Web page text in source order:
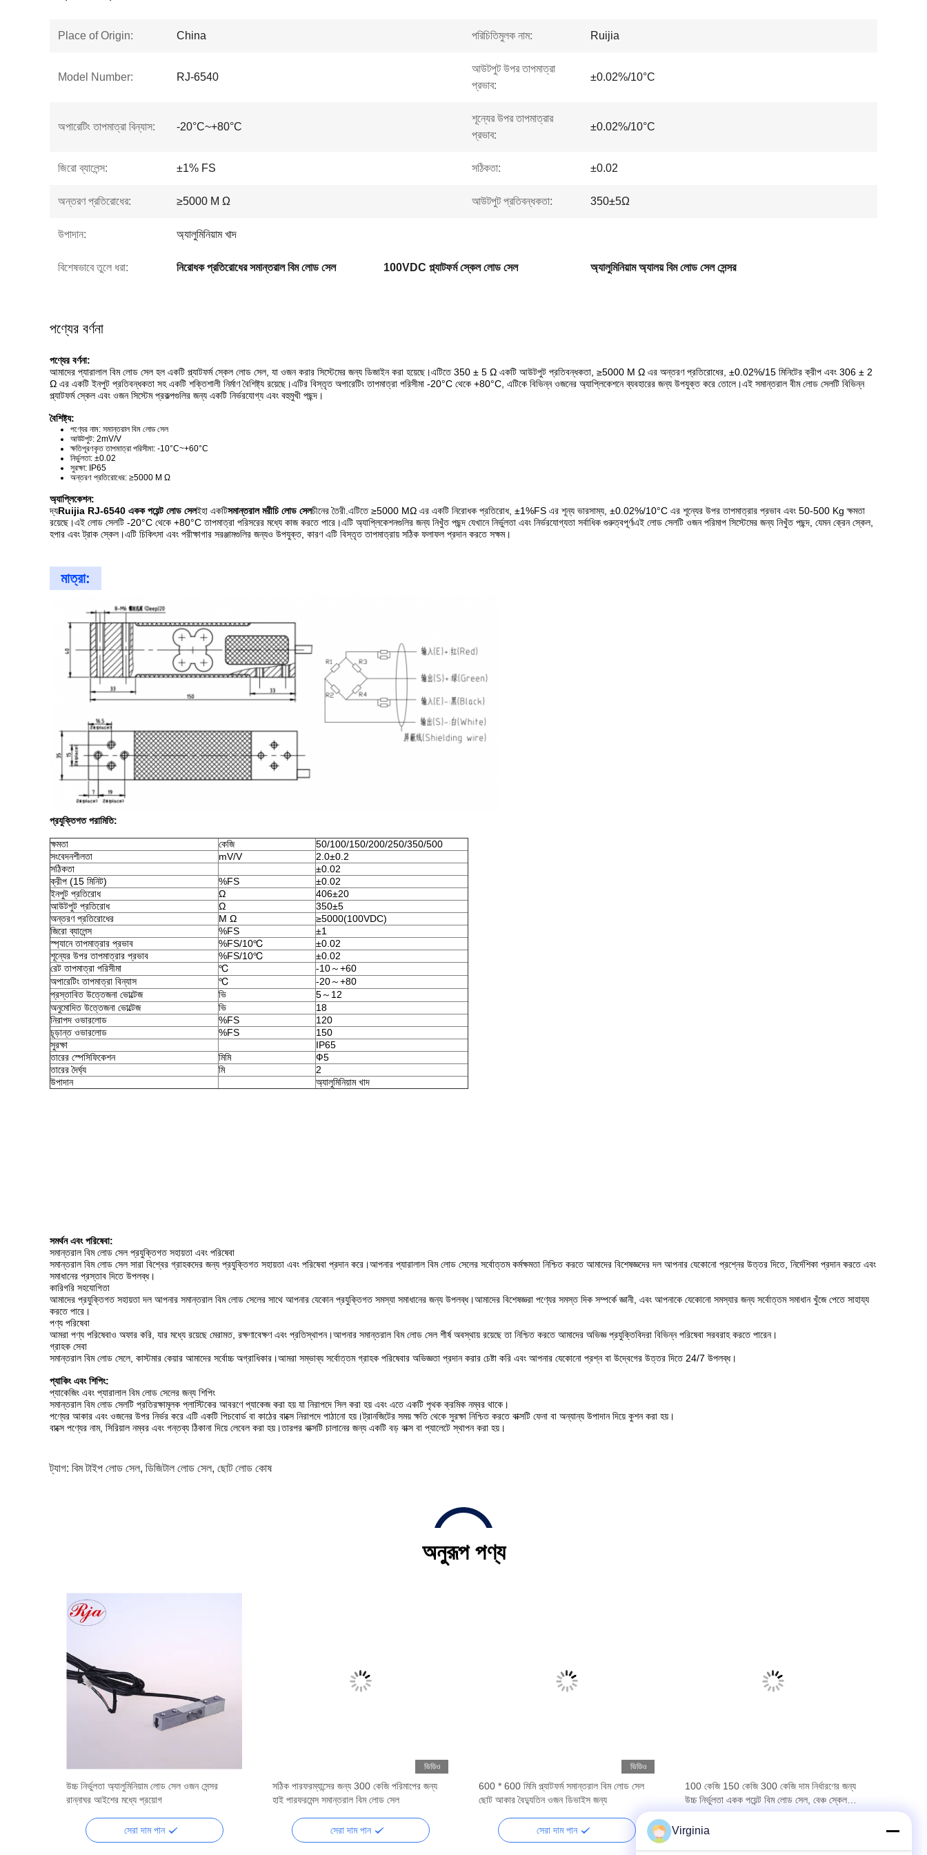
Place of Origin: China পরিচিতিমুলক নাম: Ruijia
Model Number: RJ-6540
আউটপুট উপর তাপমাত্রা
প্রভাব:
±0.02%/10°C
অপারেটিং তাপমাত্রা বিন্যাস: -20°C~+80°C
শূন্যের উপর তাপমাত্রার
প্রভাব:
±0.02%/10°C
জিরো ব্যালেন্স: ±1% FS সঠিকতা: ±0.02
অন্তরণ প্রতিরোধের: ≥5000 M Ω আউটপুট প্রতিবন্ধকতা: 350±5Ω
উপাদান: অ্যালুমিনিয়াম খাদ
বিশেষভাবে তুলে ধরা: নিরোধক প্রতিরোধের সমান্তরাল বিম লোড সেল 100VDC প্ল্যাটফর্ম স্কেল লোড সেল অ্যালুমিনিয়াম অ্যালয় বিম লোড সেল সেন্সর
পণ্যের বর্ণনা
পণ্যের বর্ণনা:
আমাদের প্যারালাল বিম লোড সেল হল একটি প্ল্যাটফর্ম স্কেল লোড সেল, যা ওজন করার সিস্টেমের জন্য ডিজাইন করা হয়েছে।এটিতে 350 ± 5 Ω একটি আউটপুট প্রতিবন্ধকতা, ≥5000 M Ω এর অন্তরণ প্রতিরোধের, ±0.02%/15 মিনিটের ক্রীপ এবং 306 ± 2
Ω এর একটি ইনপুট প্রতিবন্ধকতা সহ একটি শক্তিশালী নির্মাণ বৈশিষ্ট্য রয়েছে।এটির বিস্তৃত অপারেটিং তাপমাত্রা পরিসীমা -20°C থেকে +80°C, এটিকে বিভিন্ন ওজনের অ্যাপ্লিকেশনে ব্যবহারের জন্য উপযুক্ত করে তোলে।এই সমান্তরাল বীম লোড সেলটি বিভিন্ন
প্ল্যাটফর্ম স্কেল এবং ওজন সিস্টেম প্রকল্পগুলির জন্য একটি নির্ভরযোগ্য এবং বহুমুখী পছন্দ।
বৈশিষ্ট্য:
পণ্যের নাম: সমান্তরাল বিম লোড সেল
আউটপুট: 2mV/V
ক্ষতিপূরণকৃত তাপমাত্রা পরিসীমা: -10°C~+60°C
নির্ভুলতা: ±0.02
সুরক্ষা: IP65
অন্তরণ প্রতিরোধের: ≥5000 M Ω
অ্যাপ্লিকেশন:
দ্যRuijia RJ-6540 একক পয়েন্ট লোড সেলইহা একটিসমান্তরাল মরীচি লোড সেলচীনের তৈরী.এটিতে ≥5000 MΩ এর একটি নিরোধক প্রতিরোধ, ±1%FS এর শূন্য ভারসাম্য, ±0.02%/10°C এর শূন্যের উপর তাপমাত্রার প্রভাব এবং 50-500 Kg ক্ষমতা
রয়েছে।এই লোড সেলটি -20°C থেকে +80°C তাপমাত্রা পরিসরের মধ্যে কাজ করতে পারে।এটি অ্যাপ্লিকেশনগুলির জন্য নিখুঁত পছন্দ যেখানে নির্ভুলতা এবং নির্ভরযোগ্যতা সর্বাধিক গুরুত্বপূর্ণ৷এই লোড সেলটি ওজন পরিমাপ সিস্টেমের জন্য নিখুঁত পছন্দ, যেমন ক্রেন স্কেল,
হপার এবং ট্রাক স্কেল।এটি চিকিৎসা এবং পরীক্ষাগার সরঞ্জামগুলির জন্যও উপযুক্ত, কারণ এটি বিস্তৃত তাপমাত্রায় সঠিক ফলাফল প্রদান করতে সক্ষম।
মাত্রা:
প্রযুক্তিগত পরামিতি:
ক্ষমতা কেজি
50/100/150/200/250/350/500
সংবেদনশীলতা
mV/V
2.0±0.2
সঠিকতা
±0.02
ক্রীপ (15 মিনিট)
%FS
±0.02
ইনপুট প্রতিরোধ
Ω
406±20
আউটপুট প্রতিরোধ
Ω
350±5
অন্তরণ প্রতিরোধের
M Ω
≥5000(100VDC)
জিরো ব্যালেন্স
%FS
±1
স্প্যানে তাপমাত্রার প্রভাব
%FS/10℃
±0.02
শূন্যের উপর তাপমাত্রার প্রভাব
%FS/10℃
±0.02
রেট তাপমাত্রা পরিসীমা
℃
-10～+60
অপারেটিং তাপমাত্রা বিন্যাস
℃
-20～+80
প্রস্তাবিত উত্তেজনা ভোল্টেজ
ভি
5～12
অনুমোদিত উত্তেজনা ভোল্টেজ
ভি
18
নিরাপদ ওভারলোড
%FS
120
চূড়ান্ত ওভারলোড
%FS
150
সুরক্ষা
IP65
তারের স্পেসিফিকেশন
মিমি
Ф5
তারের দৈর্ঘ্য
মি
2
উপাদান
অ্যালুমিনিয়াম খাদ
সমর্থন এবং পরিষেবা:
সমান্তরাল বিম লোড সেল প্রযুক্তিগত সহায়তা এবং পরিষেবা
সমান্তরাল বিম লোড সেল সারা বিশ্বের গ্রাহকদের জন্য প্রযুক্তিগত সহায়তা এবং পরিষেবা প্রদান করে।আপনার প্যারালাল বিম লোড সেলের সর্বোত্তম কর্মক্ষমতা নিশ্চিত করতে আমাদের বিশেষজ্ঞদের দল আপনার যেকোনো প্রশ্নের উত্তর দিতে, নির্দেশিকা প্রদান করতে এবং
সমাধানের প্রস্তাব দিতে উপলব্ধ।
কারিগরি সহযোগিতা
আমাদের প্রযুক্তিগত সহায়তা দল আপনার সমান্তরাল বিম লোড সেলের সাথে আপনার যেকোন প্রযুক্তিগত সমস্যা সমাধানের জন্য উপলব্ধ।আমাদের বিশেষজ্ঞরা পণ্যের সমস্ত দিক সম্পর্কে জ্ঞানী, এবং আপনাকে যেকোনো সমস্যার জন্য সর্বোত্তম সমাধান খুঁজে পেতে সাহায্য
করতে পারে।
পণ্য পরিষেবা
আমরা পণ্য পরিষেবাও অফার করি, যার মধ্যে রয়েছে মেরামত, রক্ষণাবেক্ষণ এবং প্রতিস্থাপন।আপনার সমান্তরাল বিম লোড সেল শীর্ষ অবস্থায় রয়েছে তা নিশ্চিত করতে আমাদের অভিজ্ঞ প্রযুক্তিবিদরা বিভিন্ন পরিষেবা সরবরাহ করতে পারেন।
গ্রাহক সেবা
সমান্তরাল বিম লোড সেলে, কাস্টমার কেয়ার আমাদের সর্বোচ্চ অগ্রাধিকার।আমরা সম্ভাব্য সর্বোত্তম গ্রাহক পরিষেবার অভিজ্ঞতা প্রদান করার চেষ্টা করি এবং আপনার যেকোনো প্রশ্ন বা উদ্বেগের উত্তর দিতে 24/7 উপলব্ধ।
প্যাকিং এবং শিপিং:
প্যাকেজিং এবং প্যারালাল বিম লোড সেলের জন্য শিপিং
সমান্তরাল বিম লোড সেলটি প্রতিরক্ষামূলক প্লাস্টিকের আবরণে প্যাকেজ করা হয় যা নিরাপদে সিল করা হয় এবং এতে একটি পৃথক ক্রমিক নম্বর থাকে।
পণ্যের আকার এবং ওজনের উপর নির্ভর করে এটি একটি পিচবোর্ড বা কাঠের বাক্সে নিরাপদে পাঠানো হয়।ট্রানজিটের সময় ক্ষতি থেকে সুরক্ষা নিশ্চিত করতে বাক্সটি ফেনা বা অন্যান্য উপাদান দিয়ে কুশন করা হয়।
বাক্সে পণ্যের নাম, সিরিয়াল নম্বর এবং গন্তব্য ঠিকানা দিয়ে লেবেল করা হয়।তারপর বাক্সটি চালানের জন্য একটি বড় বাক্স বা প্যালেটে স্থাপন করা হয়।
ট্যাগ: বিম টাইপ লোড সেল, ডিজিটাল লোড সেল, ছোট লোড কোষ
অনুরূপ পণ্য
উচ্চ নির্ভুলতা অ্যালুমিনিয়াম লোড সেল ওজন সেন্সর
রান্নাঘর আইশের মধ্যে প্রয়োগ
সেরা দাম পান
ভিডিও
সঠিক পারফরম্যান্সের জন্য 300 কেজি পরিমাপের জন্য
হাই পারফরমেন্স সমান্তরাল বিম লোড সেল
সেরা দাম পান
ভিডিও
600 * 600 মিমি প্ল্যাটফর্ম সমান্তরাল বিম লোড সেল
ছোট আকার বৈদ্যুতিন ওজন ডিভাইস জন্য
সেরা দাম পান
100 কেজি 150 কেজি 300 কেজি দাম নির্ধারণের জন্য
উচ্চ নির্ভুলতা একক পয়েন্ট বিম লোড সেল, বেঞ্চ স্কেল
প্রতিস্থাপনের জন্য C3 নির্ভুলতা
Virginia